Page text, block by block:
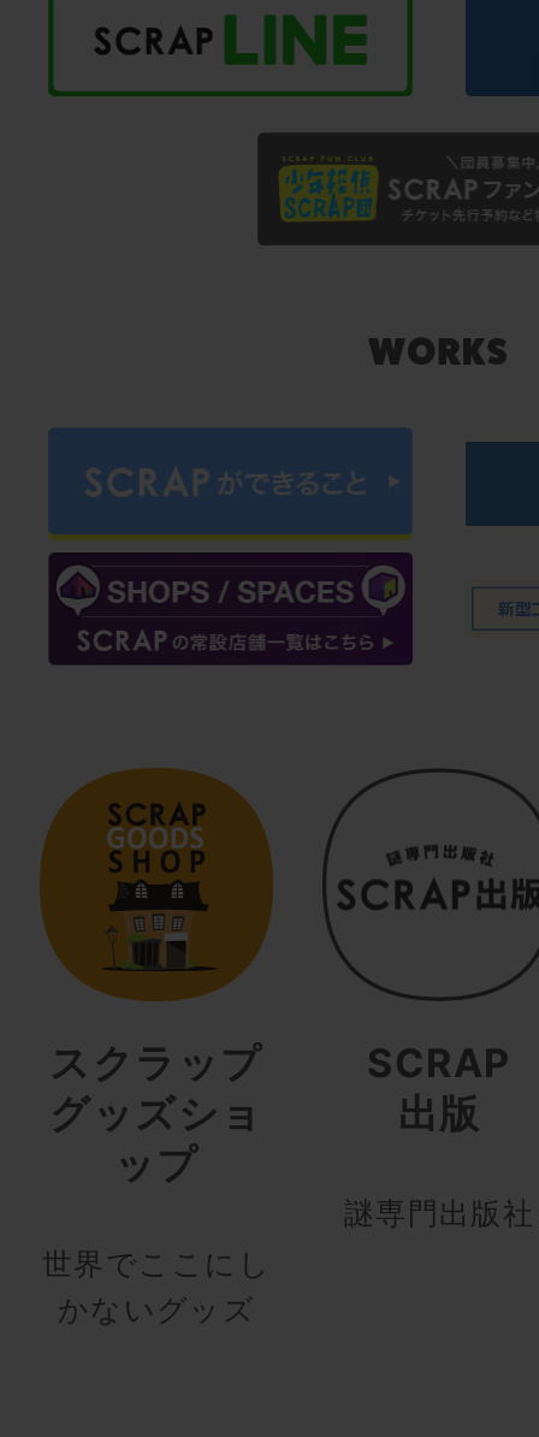
スクラップ
グッズショ
ップ
世界でここにし
かないグッズ
SCRAP
出版
謎専門出版社